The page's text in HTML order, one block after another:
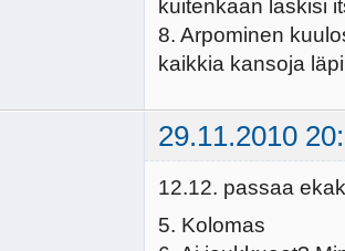
kuitenkaan laskisi
8. Arpominen
kaikkia kansoja
29.11.2010
12.12. passaa
5. Kolomas